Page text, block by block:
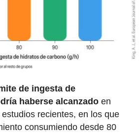
de ingesta de
haberse alcanzadoen
recientes, en los que
consumiendo desde 80